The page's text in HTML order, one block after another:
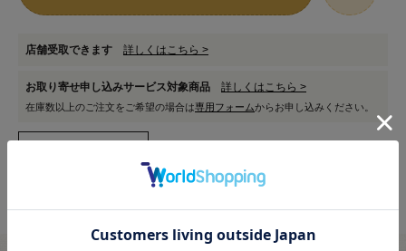
店舗受取できます 詳しくはこちら >
お取り寄せ申し込みサービス対象商品 詳しくはこちら >
在庫数以上のご注文をご希望の場合は専用フォームからお申し込みください。